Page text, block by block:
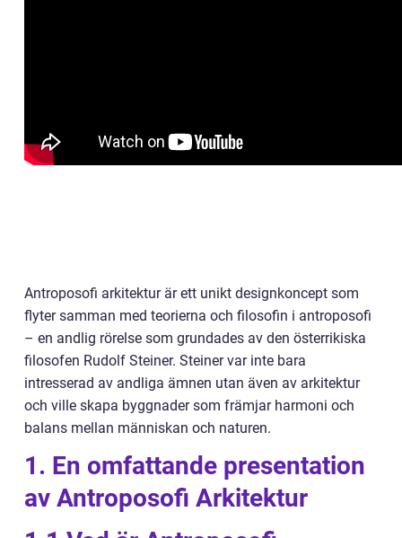
Antroposofi arkitektur är ett unikt designkoncept som
flyter samman med teorierna och filosofin i antroposofi
– en andlig rörelse som grundades av den österrikiska
filosofen Rudolf Steiner. Steiner var inte bara
intresserad av andliga ämnen utan även av arkitektur
och ville skapa byggnader som främjar harmoni och
balans mellan människan och naturen.
1. En omfattande presentation
av Antroposofi Arkitektur